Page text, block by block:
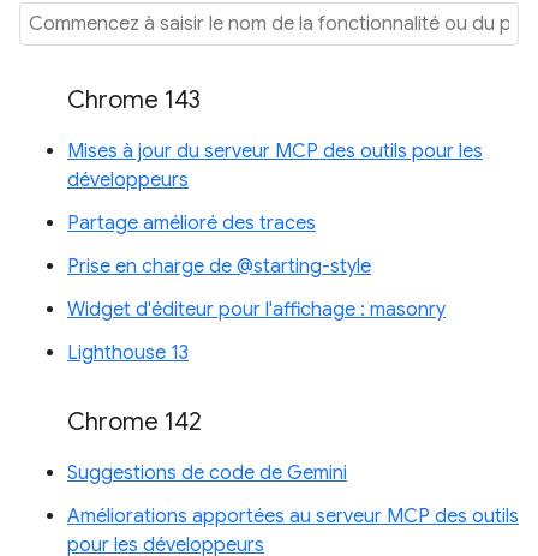
Chrome 143
Mises à jour du serveur MCP des outils pour les
développeurs
Partage amélioré des traces
Prise en charge de @starting-style
Widget d'éditeur pour l'affichage : masonry
Lighthouse 13
Chrome 142
Suggestions de code de Gemini
Améliorations apportées au serveur MCP des outils
pour les développeurs